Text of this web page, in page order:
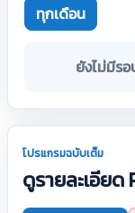
ทุกเดือน
ยังไม่มีร
โปรแกรมฉบับเต็ม
ดูรายละเอียด